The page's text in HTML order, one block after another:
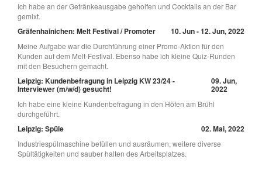
Ich habe an der Getränkeausgabe geholfen und Cocktails an der Bar
gemixt.
Gräfenhainichen: Melt Festival / Promoter 10. Jun - 12. Jun, 2022
Meine Aufgabe war die Durchführung einer Promo-Aktion für den
Kunden auf dem Melt-Festival. Ebenso habe ich kleine Quiz-Runden
mit den Besuchern gemacht.
Leipzig: Kundenbefragung in Leipzig KW 23/24 -
Interviewer (m/w/d) gesucht!
09. Jun,
2022
Ich habe eine kleine Kundenbefragung in den Höfen am Brühl
durchgeführt.
Leipzig: Spüle 02. Mai, 2022
Industriespülmaschine befüllen und ausräumen, weitere diverse
Spültätigkeiten und sauber halten des Arbeitsplatzes.